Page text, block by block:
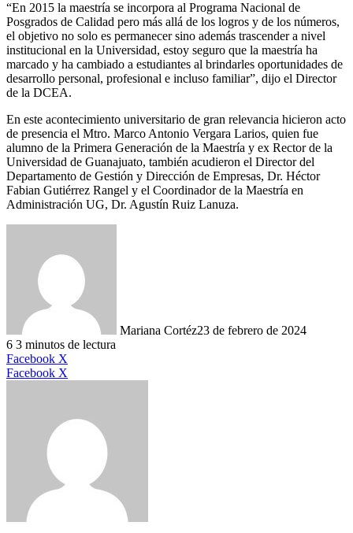
“En 2015 la maestría se incorpora al Programa Nacional de
Posgrados de Calidad pero más allá de los logros y de los números,
el objetivo no solo es permanecer sino además trascender a nivel
institucional en la Universidad, estoy seguro que la maestría ha
marcado y ha cambiado a estudiantes al brindarles oportunidades de
desarrollo personal, profesional e incluso familiar”, dijo el Director
de la DCEA.
En este acontecimiento universitario de gran relevancia hicieron acto
de presencia el Mtro. Marco Antonio Vergara Larios, quien fue
alumno de la Primera Generación de la Maestría y ex Rector de la
Universidad de Guanajuato, también acudieron el Director del
Departamento de Gestión y Dirección de Empresas, Dr. Héctor
Fabian Gutiérrez Rangel y el Coordinador de la Maestría en
Administración UG, Dr. Agustín Ruiz Lanuza.
Mariana Cortéz23 de febrero de 2024
6 3 minutos de lectura
Facebook X
Facebook X